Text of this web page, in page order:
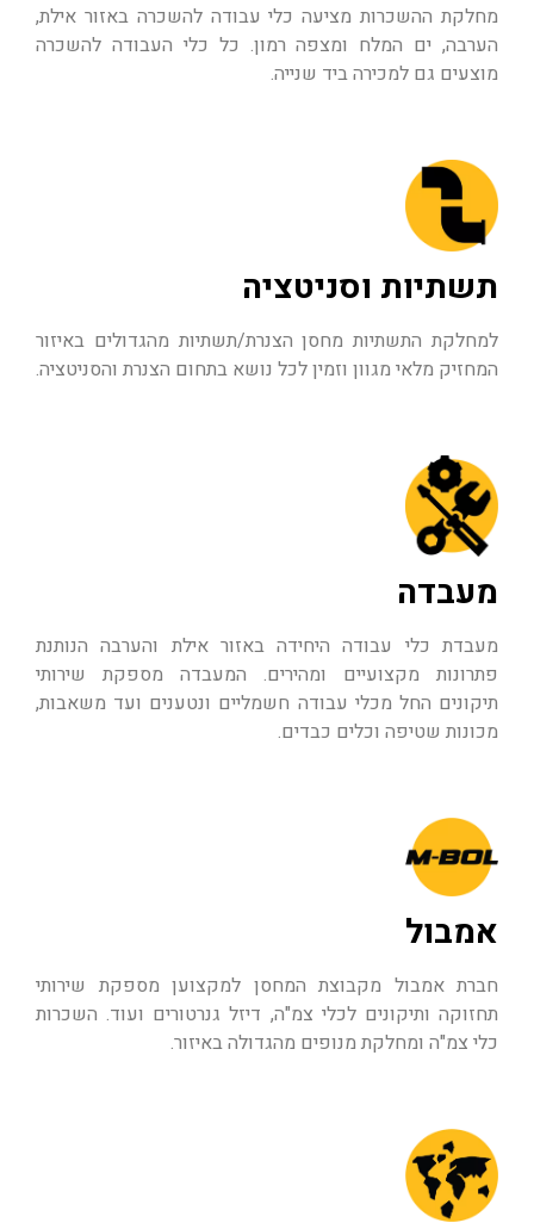
מחלקת ההשכרות מציעה כלי עבודה להשכרה באזור אילת,
הערבה, ים המלח ומצפה רמון. כל כלי העבודה להשכרה
מוצעים גם למכירה ביד שנייה.
תשתיות וסניטציה
למחלקת התשתיות מחסן הצנרת/תשתיות מהגדולים באיזור
המחזיק מלאי מגוון וזמין לכל נושא בתחום הצנרת והסניטציה.
מעבדה
מעבדת כלי עבודה היחידה באזור אילת והערבה הנותנת
פתרונות מקצועיים ומהירים. המעבדה מספקת שירותי
תיקונים החל מכלי עבודה חשמליים ונטענים ועד משאבות,
מכונות שטיפה וכלים כבדים.
אמבול
חברת אמבול מקבוצת המחסן למקצוען מספקת שירותי
תחזוקה ותיקונים לכלי צמ"ה, דיזל גנרטורים ועוד. השכרות
כלי צמ"ה ומחלקת מנופים מהגדולה באיזור.